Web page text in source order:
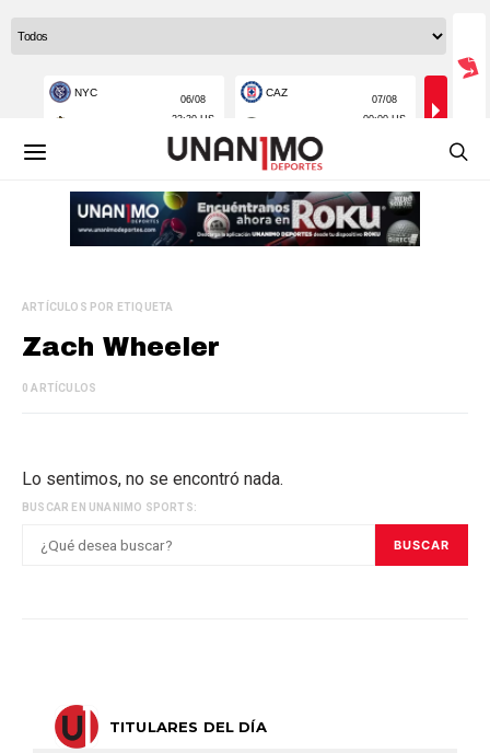
ARTÍCULOS POR ETIQUETA
Zach Wheeler
0 ARTÍCULOS
Lo sentimos, no se encontró nada.
BUSCAR EN UNANIMO SPORTS:
BUSCAR
TITULARES DEL DÍA